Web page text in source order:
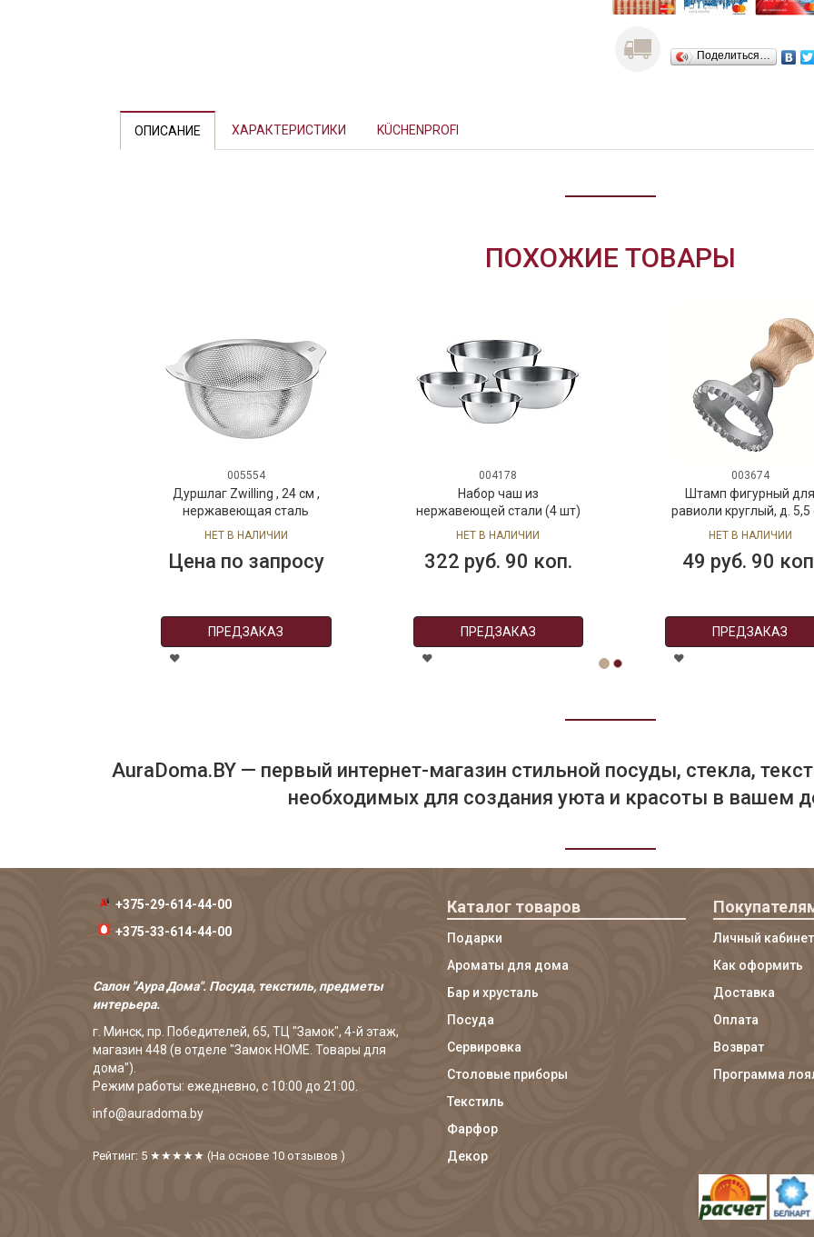
Поделиться…
ОПИСАНИЕ ХАРАКТЕРИСТИКИ KÜCHENPROFI
ПОХОЖИЕ ТОВАРЫ
005554
Дуршлаг Zwilling , 24 см ,
нержавеющая сталь
НЕТ В НАЛИЧИИ
Цена по запросу
ПРЕДЗАКАЗ
004178
Набор чаш из
нержавеющей стали (4 шт)
НЕТ В НАЛИЧИИ
322 руб. 90 коп.
ПРЕДЗАКАЗ
003674
Штамп фигурный
равиоли круглый, д. 5,5
НЕТ В НАЛИЧИИ
49 руб. 90
ПРЕДЗАКАЗ
AuraDoma.BY — первый интернет-магазин стильной посуды, стекла,
необходимых для создания уюта и красоты в вашем
+375-29-614-44-00
+375-33-614-44-00
Салон "Аура Дома". Посуда, текстиль, предметы
интерьера.
г. Минск, пр. Победителей, 65, ТЦ "Замок", 4-й этаж,
магазин 448 (в отделе "Замок HOME. Товары для
дома").
Режим работы: ежедневно, с 10:00 до 21:00.
info@auradoma.by
Рейтинг: 5 ★★★★★ (На основе 10 отзывов )
Каталог товаров
Подарки
Ароматы для дома
Бар и хрусталь
Посуда
Сервировка
Столовые приборы
Текстиль
Фарфор
Декор
Личный кабинет
Как оформить
Доставка
Оплата
Возврат
Программа